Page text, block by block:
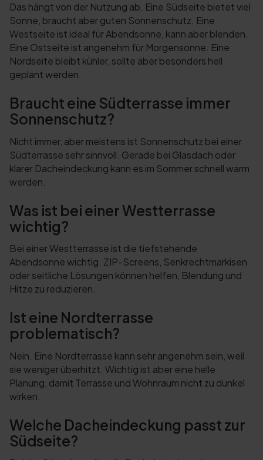
Das hängt von der Nutzung ab. Eine Südseite bietet viel
Sonne, braucht aber guten Sonnenschutz. Eine
Westseite ist ideal für Abendsonne, kann aber blenden.
Eine Ostseite ist angenehm für Morgensonne. Eine
Nordseite bleibt kühler, sollte aber besonders hell
geplant werden.
Braucht eine Südterrasse immer
Sonnenschutz?
Nicht immer, aber meistens ist Sonnenschutz bei einer
Südterrasse sehr sinnvoll. Gerade bei Glasdach oder
klarer Dacheindeckung kann es im Sommer schnell warm
werden.
Was ist bei einer Westterrasse
wichtig?
Bei einer Westterrasse ist die tiefstehende
Abendsonne wichtig. ZIP-Screens, Senkrechtmarkisen
oder seitliche Lösungen können helfen, Blendung und
Hitze zu reduzieren.
Ist eine Nordterrasse
problematisch?
Nein. Eine Nordterrasse kann sehr angenehm sein, weil
sie weniger überhitzt. Wichtig ist aber eine helle
Planung, damit Terrasse und Wohnraum nicht zu dunkel
wirken.
Welche Dacheindeckung passt zur
Südseite?